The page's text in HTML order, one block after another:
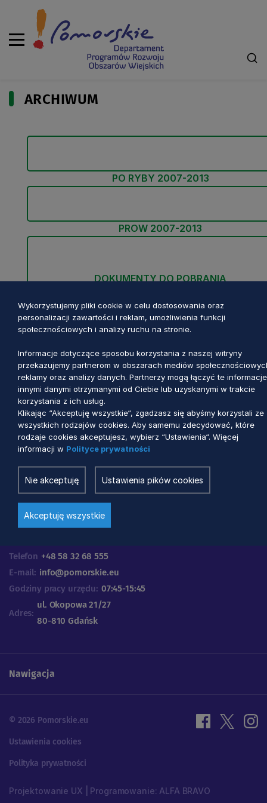
ARCHIWUM
PO RYBY 2007-2013
PROW 2007-2013
DOKUMENTY DO POBRANIA
PO RYBY 2014-2020 – ARCHIWUM
Urząd Marszałkowski
Województwa Pomorskiego
Telefon +48 58 32 68 555
E-mail: info@pomorskie.eu
Godziny pracy urzędu: 07:45-15:45
Adres:
ul. Okopowa 21/27
80-810 Gdańsk
Nawigacja
© 2026 Pomorskie.eu
Ustawienia cookies
Polityka prywatności
Projektowanie UX | Programowanie: ALFA BRAVO
Wykorzystujemy pliki cookie w celu dostosowania oraz
personalizacji zawartości i reklam, umożliwienia funkcji
społecznościowych i analizy ruchu na stronie.
Informacje dotyczące sposobu korzystania z naszej witryny
przekazujemy partnerom w obszarach mediów
reklamy oraz analizy danych. Partnerzy mogą łączyć te
innymi danymi otrzymanymi od Ciebie lub uzyskanymi w trakcie
korzystania z ich usług.
Klikając “Akceptuję wszystkie“, zgadzasz się abyśmy korzystali ze
wszystkich rodzajów cookies. Aby samemu zdecydować, które
rodzaje cookies akceptujesz, wybierz “Ustawienia“. Więcej
informacji w Polityce prywatności
Nie akceptuję Ustawienia pików cookies
Akceptuję wszystkie